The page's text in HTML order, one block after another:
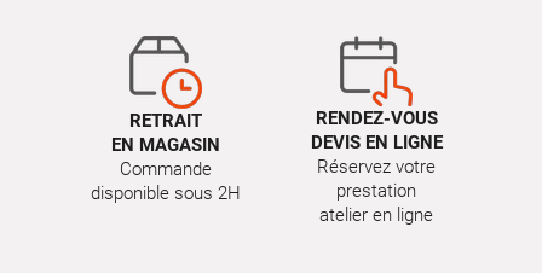
RETRAIT
EN MAGASIN
Commande
disponible sous 2H
RENDEZ-VOUS
DEVIS EN LIGNE
Réservez votre
prestation
atelier en ligne